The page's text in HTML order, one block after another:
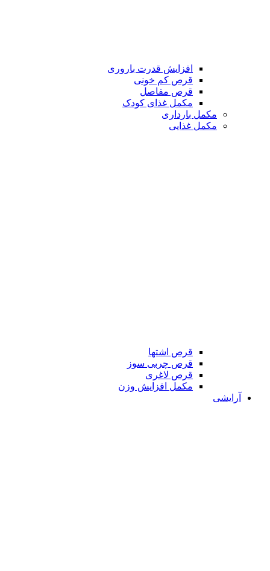
افزایش قدرت باروری
قرص کم خونی
قرص مفاصل
مکمل غذای کودک
مکمل بارداری
مکمل غذایی
قرص اشتها
قرص چربی سوز
قرص لاغری
مکمل افزایش وزن
آرایشی